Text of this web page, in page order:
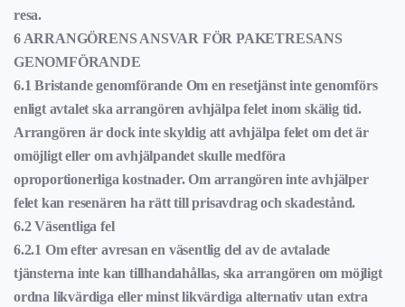
resa.
6 ARRANGÖRENS ANSVAR FÖR PAKETRESANS
GENOMFÖRANDE
6.1 Bristande genomförande Om en resetjänst inte genomförs
enligt avtalet ska arrangören avhjälpa felet inom skälig tid.
Arrangören är dock inte skyldig att avhjälpa felet om det är
omöjligt eller om avhjälpandet skulle medföra
oproportionerliga kostnader. Om arrangören inte avhjälper
felet kan resenären ha rätt till prisavdrag och skadestånd.
6.2 Väsentliga fel
6.2.1 Om efter avresan en väsentlig del av de avtalade
tjänsterna inte kan tillhandahållas, ska arrangören om möjligt
ordna likvärdiga eller minst likvärdiga alternativ utan extra